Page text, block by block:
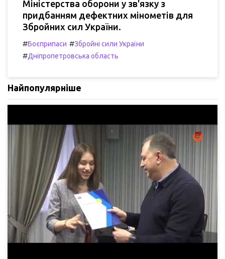
Міністерства оборони у зв'язку з
придбанням дефектних мінометів для
Збройних сил України.
#Боєприпаси #Збройні сили України
#Дніпропетровська область
Найпопулярніше